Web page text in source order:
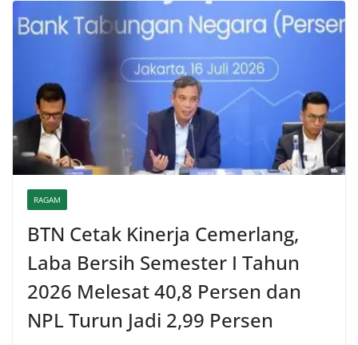
RAGAM
BTN Cetak Kinerja Cemerlang,
Laba Bersih Semester I Tahun
2026 Melesat 40,8 Persen dan
NPL Turun Jadi 2,99 Persen